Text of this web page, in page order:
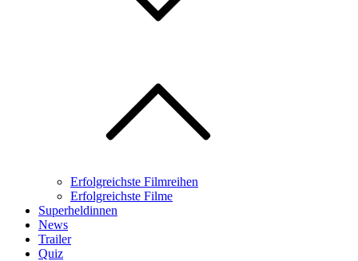
Erfolgreichste Filmreihen
Erfolgreichste Filme
Superheldinnen
News
Trailer
Quiz